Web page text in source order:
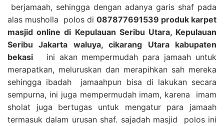
berjamaah, sehingga dengan adanya garis shaf pada
alas musholla polos di 087877691539 produk karpet
masjid online di Kepulauan Seribu Utara, Kepulauan
Seribu Jakarta waluya, cikarang Utara kabupaten
bekasi ini akan mempermudah para jamaah untuk
merapatkan, meluruskan dan merapihkan sah mereka
sehingga ibadah jamaahpun bisa di lakukan secara
sempurna, ini juga mempermudah imam, karena imam
sholat juga bertugas untuk mengatur para jamaah
termasuk dalam urusan shaf. sajadah masjid polos ini